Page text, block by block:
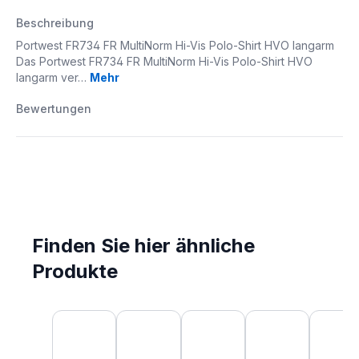
Beschreibung
Portwest FR734 FR MultiNorm Hi-Vis Polo-Shirt HVO langarm
Das Portwest FR734 FR MultiNorm Hi-Vis Polo-Shirt HVO
langarm ver… Mehr
Bewertungen
Finden Sie hier ähnliche
Produkte
Produktgalerie überspringen